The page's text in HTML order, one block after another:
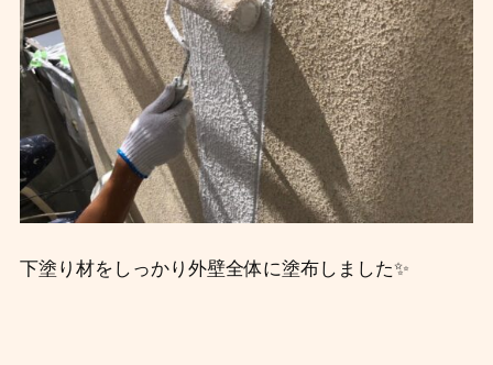
下塗り材をしっかり外壁全体に塗布しました✨